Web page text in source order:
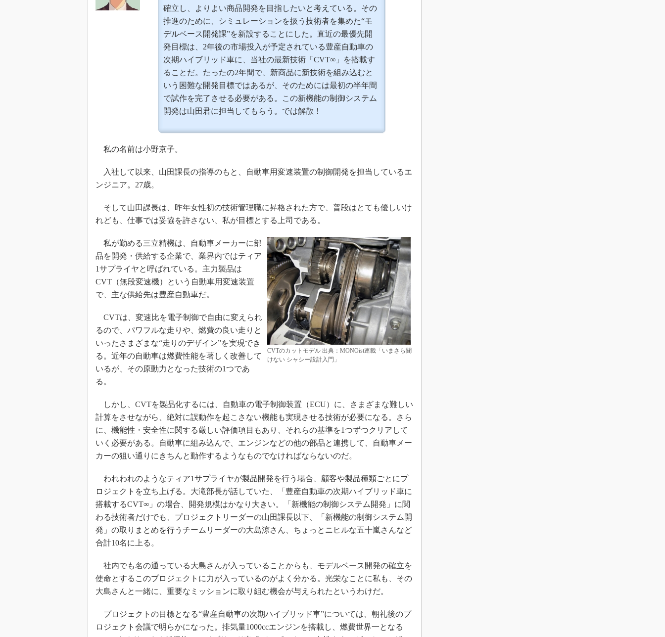
確立し、よりよい商品開発を目指したいと考えている。その
推進のために、シミュレーションを扱う技術者を集めた“モ
デルベース開発課”を新設することにした。直近の最優先開
発目標は、2年後の市場投入が予定されている豊産自動車の
次期ハイブリッド車に、当社の最新技術「CVT∞」を搭載す
ることだ。たったの2年間で、新商品に新技術を組み込むと
いう困難な開発目標ではあるが、そのためには最初の半年間
で試作を完了させる必要がある。この新機能の制御システム
開発は山田君に担当してもらう。では解散！
私の名前は小野京子。
入社して以来、山田課長の指導のもと、自動車用変速装置の制御開発を担当しているエ
ンジニア。27歳。
そして山田課長は、昨年女性初の技術管理職に昇格された方で、普段はとても優しいけ
れども、仕事では妥協を許さない、私が目標とする上司である。
CVTのカットモデル 出典：MONOist連載「いまさら聞
けない シャシー設計入門」
私が勤める三立精機は、自動車メーカーに部
品を開発・供給する企業で、業界内ではティア
1サプライヤと呼ばれている。主力製品は
CVT（無段変速機）という自動車用変速装置
で、主な供給先は豊産自動車だ。
CVTは、変速比を電子制御で自由に変えられ
るので、パワフルな走りや、燃費の良い走りと
いったさまざまな“走りのデザイン”を実現でき
る。近年の自動車は燃費性能を著しく改善して
いるが、その原動力となった技術の1つであ
る。
しかし、CVTを製品化するには、自動車の電子制御装置（ECU）に、さまざまな難しい
計算をさせながら、絶対に誤動作を起こさない機能も実現させる技術が必要になる。さら
に、機能性・安全性に関する厳しい評価項目もあり、それらの基準を1つずつクリアして
いく必要がある。自動車に組み込んで、エンジンなどの他の部品と連携して、自動車メー
カーの狙い通りにきちんと動作するようなものでなければならないのだ。
われわれのようなティア1サプライヤが製品開発を行う場合、顧客や製品種類ごとにプ
ロジェクトを立ち上げる。大滝部長が話していた、「豊産自動車の次期ハイブリッド車に
搭載するCVT∞」の場合、開発規模はかなり大きい。「新機能の制御システム開発」に関
わる技術者だけでも、プロジェクトリーダーの山田課長以下、「新機能の制御システム開
発」の取りまとめを行うチームリーダーの大島涼さん、ちょっとニヒルな五十嵐さんなど
合計10名に上る。
社内でも名の通っている大島さんが入っていることからも、モデルベース開発の確立を
使命とするこのプロジェクトに力が入っているのがよく分かる。光栄なことに私も、その
大島さんと一緒に、重要なミッションに取り組む機会が与えられたというわけだ。
プロジェクトの目標となる“豊産自動車の次期ハイブリッド車”については、朝礼後のプ
ロジェクト会議で明らかになった。排気量1000ccエンジンを搭載し、燃費世界一となる